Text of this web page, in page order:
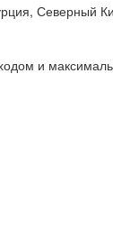
Северный
и